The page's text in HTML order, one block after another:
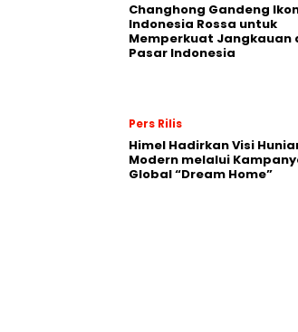
Changhong Gandeng
Indonesia Rossa untuk
Memperkuat Jangkauan
Pasar Indonesia
Pers Rilis
Himel Hadirkan Visi
Modern melalui
Global “Dream Home”